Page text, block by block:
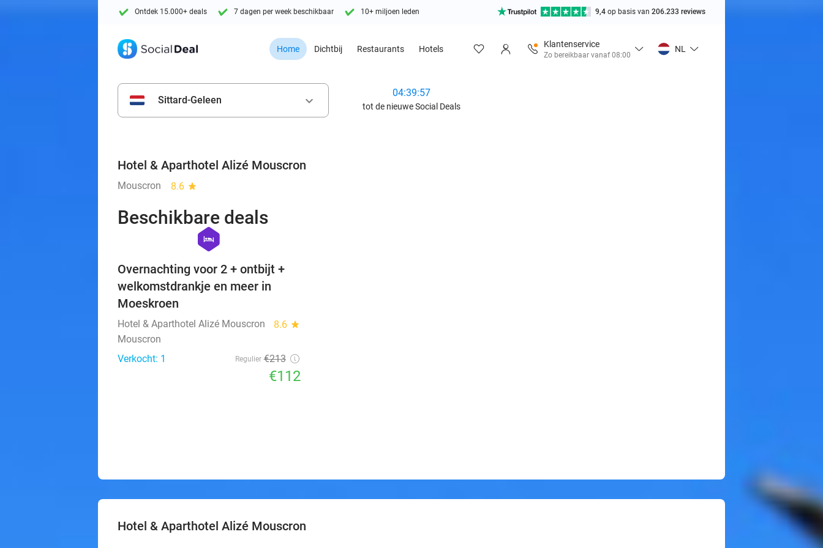
Ontdek 15.000+ deals 7 dagen per week beschikbaar 10+ miljoen leden 9,4 op basis van 206.233 reviews
Home Dichtbij Restaurants Hotels
Klantenservice
Zo bereikbaar vanaf 08:00
NL
Sittard-Geleen keyboard_arrow_down
04:39:55
tot de nieuwe Social Deals
Hotel & Aparthotel Alizé Mouscron
Mouscron 8.6 star
Beschikbare deals
hexagon
hotel
Overnachting voor 2 + ontbijt +
welkomstdrankje en meer in
Moeskroen
Hotel & Aparthotel Alizé Mouscron 8.6 star
Mouscron
Verkocht: 1
Regulier €213
€112
Hotel & Aparthotel Alizé Mouscron